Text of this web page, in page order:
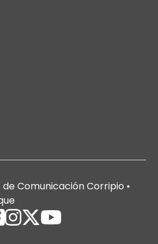
Comunicación Corripio •